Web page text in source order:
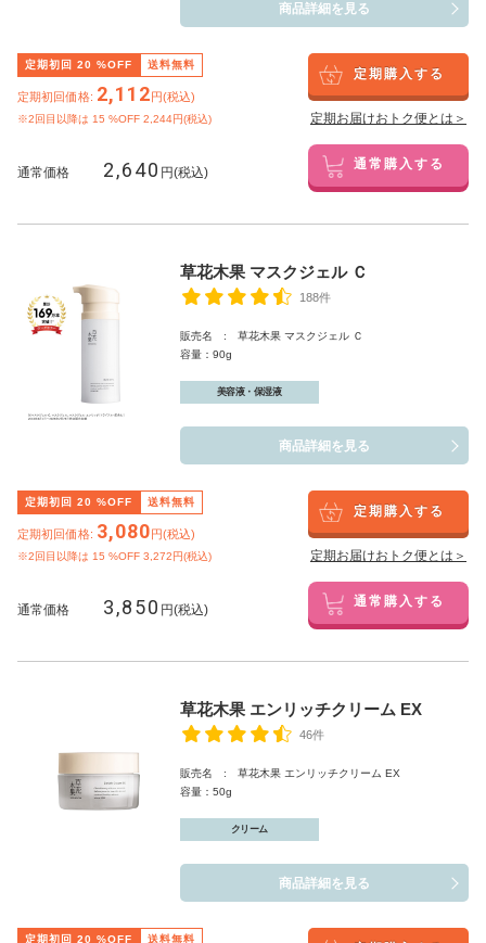
商品詳細を見る
定期初回 20 %OFF 送料無料
定期初回価格: 2,112円(税込)
※2回目以降は 15 %OFF 2,244円(税込)
定期購入する
定期お届けおトク便とは＞
通常価格 2,640 円(税込) 通常購入する
草花木果 マスクジェル Ｃ
188件
販売名 : 草花木果 マスクジェル Ｃ
容量：90g
美容液・保湿液
商品詳細を見る
定期初回 20 %OFF 送料無料
定期初回価格: 3,080円(税込)
※2回目以降は 15 %OFF 3,272円(税込)
定期購入する
定期お届けおトク便とは＞
通常価格 3,850 円(税込) 通常購入する
草花木果 エンリッチクリーム EX
46件
販売名 : 草花木果 エンリッチクリーム EX
容量：50g
クリーム
商品詳細を見る
定期初回 20 %OFF 送料無料